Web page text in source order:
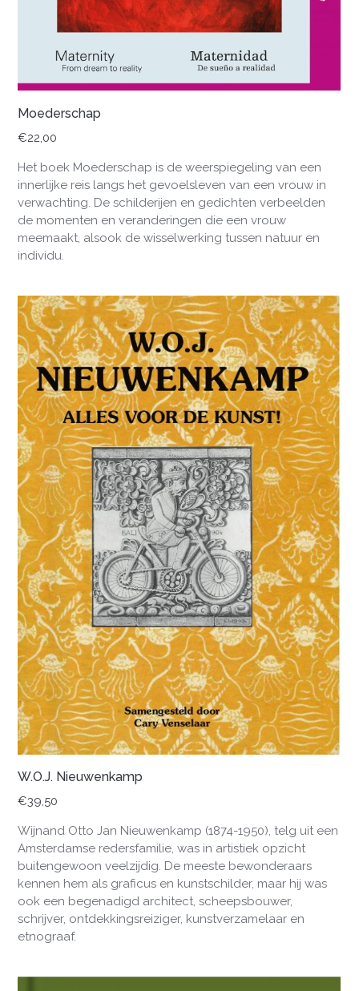
Moederschap
€22,00
Het boek Moederschap is de weerspiegeling van een
innerlijke reis langs het gevoelsleven van een vrouw in
verwachting. De schilderijen en gedichten verbeelden
de momenten en veranderingen die een vrouw
meemaakt, alsook de wisselwerking tussen natuur en
individu.
W.O.J. Nieuwenkamp
€39,50
Wijnand Otto Jan Nieuwenkamp (1874-1950), telg uit een
Amsterdamse redersfamilie, was in artistiek opzicht
buitengewoon veelzijdig. De meeste bewonderaars
kennen hem als graficus en kunstschilder, maar hij was
ook een begenadigd architect, scheepsbouwer,
schrijver, ontdekkingsreiziger, kunstverzamelaar en
etnograaf.